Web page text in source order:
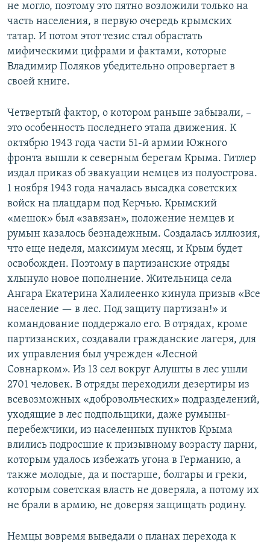
не могло, поэтому это пятно возложили только на
часть населения, в первую очередь крымских
татар. И потом этот тезис стал обрастать
мифическими цифрами и фактами, которые
Владимир Поляков убедительно опровергает в
своей книге.
Четвертый фактор, о котором раньше забывали, –
это особенность последнего этапа движения. К
октябрю 1943 года части 51-й армии Южного
фронта вышли к северным берегам Крыма. Гитлер
издал приказ об эвакуации немцев из полуострова.
1 ноября 1943 года началась высадка советских
войск на плацдарм под Керчью. Крымский
«мешок» был «завязан», положение немцев и
румын казалось безнадежным. Создалась иллюзия,
что еще неделя, максимум месяц, и Крым будет
освобожден. Поэтому в партизанские отряды
хлынуло новое пополнение. Жительница села
Ангара Екатерина Халилеенко кинула призыв «Все
население — в лес. Под защиту партизан!» и
командование поддержало его. В отрядах, кроме
партизанских, создавали гражданские лагеря, для
их управления был учрежден «Лесной
Совнарком». Из 13 сел вокруг Алушты в лес ушли
2701 человек. В отряды переходили дезертиры из
всевозможных «добровольческих» подразделений,
уходящие в лес подпольщики, даже румыны-
перебежчики, из населенных пунктов Крыма
влились подросшие к призывному возрасту парни,
которым удалось избежать угона в Германию, а
также молодые, да и постарше, болгары и греки,
которым советская власть не доверяла, а потому их
не брали в армию, не доверяя защищать родину.
Немцы вовремя выведали о планах перехода к